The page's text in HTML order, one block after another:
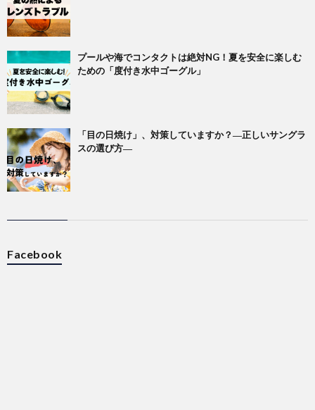
プールや海でコンタクトは絶対NG！夏を安全に楽しむ
ための「度付き水中ゴーグル」
「目の日焼け」、対策していますか？―正しいサングラ
スの選び方―
Facebook